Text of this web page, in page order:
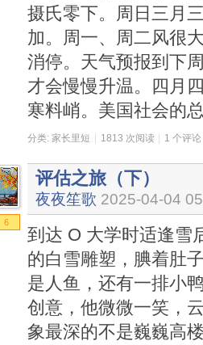
摄氏零下。周日三月
加。周一、周二风很
消停。天气预报到下
才会慢慢升温。四月
寒料峭。美国社会的
分类: 家长里短 1813 次阅读 1 个评论
6
评估之旅（下）
夜夜笙歌 2025-04-04
到达 O 大学时适逢雪
的白雪雕塑，腆着肚
是人鱼，还有一排小
创意，他微微一笑，
象最深的不是巍巍高